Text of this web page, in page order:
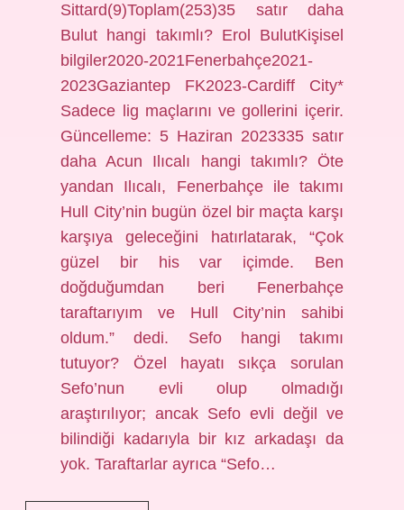
Sittard(9)Toplam(253)35 satır daha
Bulut hangi takımlı? Erol BulutKişisel
bilgiler2020-2021Fenerbahçe2021-
2023Gaziantep FK2023-Cardiff City*
Sadece lig maçlarını ve gollerini içerir.
Güncelleme: 5 Haziran 2023335 satır
daha Acun Ilıcalı hangi takımlı? Öte
yandan Ilıcalı, Fenerbahçe ile takımı
Hull City’nin bugün özel bir maçta karşı
karşıya geleceğini hatırlatarak, “Çok
güzel bir his var içimde. Ben
doğduğumdan beri Fenerbahçe
taraftarıyım ve Hull City’nin sahibi
oldum.” dedi. Sefo hangi takımı
tutuyor? Özel hayatı sıkça sorulan
Sefo’nun evli olup olmadığı
araştırılıyor; ancak Sefo evli değil ve
bilindiği kadarıyla bir kız arkadaşı da
yok. Taraftarlar ayrıca “Sefo…